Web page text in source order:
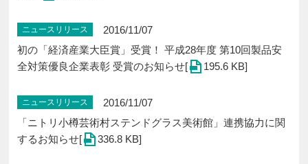
ニュースリリース
2016/11/07
初の「経済産業大臣賞」受賞！ 平成28年度 第10回製品安
全対策優良企業表彰 受賞のお知らせ[
195.6 KB]
ニュースリリース
2016/11/07
「ニトリ小樽芸術村ステンドグラス美術館」連携協力に関
するお知らせ[
336.8 KB]